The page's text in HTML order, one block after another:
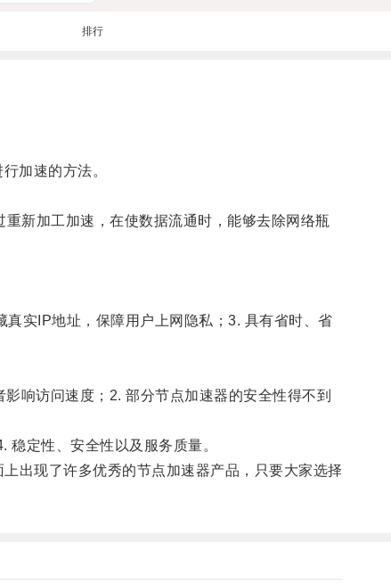
排行
加速的方法。
新加工加速，在使数据流通时，能够去除网络瓶
实IP地址，保障用户上网隐私；3. 具有省时、省
响访问速度；2. 部分节点加速器的安全性得不到
定性、安全性以及服务质量。
出现了许多优秀的节点加速器产品，只要大家选择